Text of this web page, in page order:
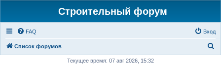
Строительный форум
FAQ Вход
Список форумов
Текущее время: 07 авг 2026, 15:32